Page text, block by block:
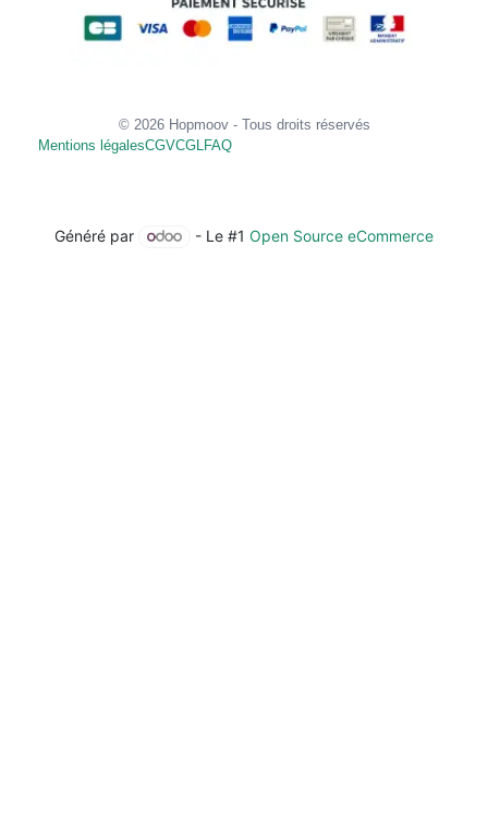
© 2026 Hopmoov - Tous droits réservés
Mentions légalesCGVCGLFAQ
Généré par - Le #1Open Source eCommerce